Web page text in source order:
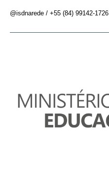
@isdnarede / +55 (84) 99142-1726